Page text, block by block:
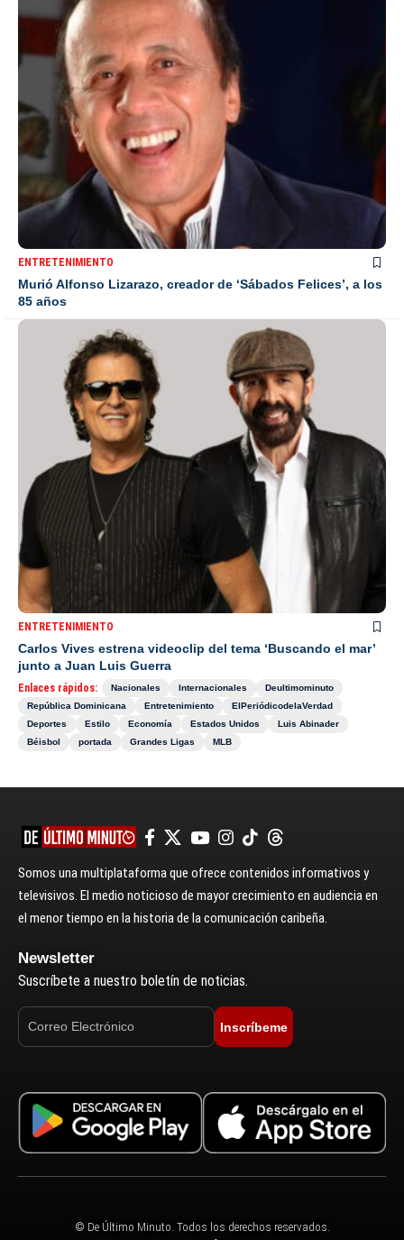
ENTRETENIMIENTO
Murió Alfonso Lizarazo, creador de ‘Sábados Felices’, a los
85 años
ENTRETENIMIENTO
Carlos Vives estrena videoclip del tema ‘Buscando el mar’
junto a Juan Luis Guerra
Enlaces rápidos: Nacionales Internacionales
Deultimominuto
República Dominicana
Entretenimiento
ElPeriódicodelaVerdad
Deportes
Estilo Economía Estados Unidos
Luis Abinader
Béisbol
portada Grandes Ligas MLB
Somos una multiplataforma que ofrece contenidos informativos y
televisivos. El medio noticioso de mayor crecimiento en audiencia en
el menor tiempo en la historia de la comunicación caribeña.
Newsletter
Suscríbete a nuestro boletín de noticias.
Inscríbeme
© De Último Minuto. Todos los derechos reservados.